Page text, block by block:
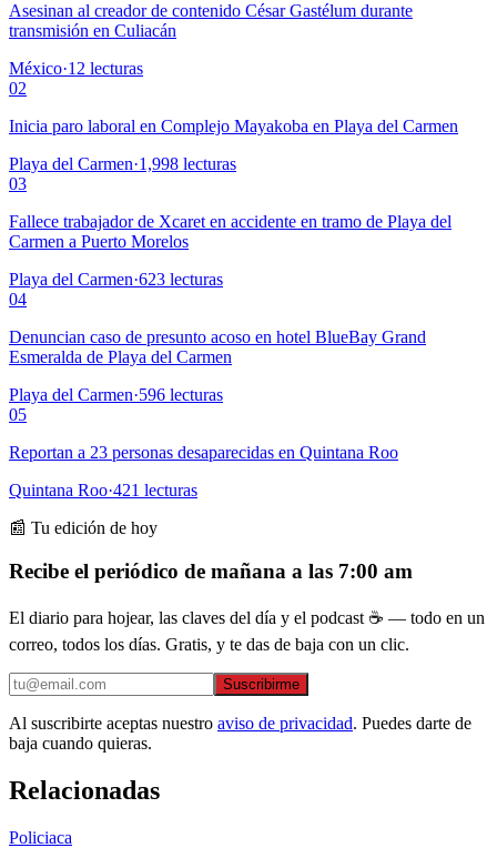
Asesinan al creador de contenido César Gastélum durante
transmisión en Culiacán
México·12 lecturas
02
Inicia paro laboral en Complejo Mayakoba en Playa del Carmen
Playa del Carmen·1,998 lecturas
03
Fallece trabajador de Xcaret en accidente en tramo de Playa del
Carmen a Puerto Morelos
Playa del Carmen·623 lecturas
04
Denuncian caso de presunto acoso en hotel BlueBay Grand
Esmeralda de Playa del Carmen
Playa del Carmen·596 lecturas
05
Reportan a 23 personas desaparecidas en Quintana Roo
Quintana Roo·421 lecturas
📰 Tu edición de hoy
Recibe el periódico de mañana a las 7:00 am
El diario para hojear, las claves del día y el podcast ☕ — todo en un
correo, todos los días. Gratis, y te das de baja con un clic.
Suscribirme
Al suscribirte aceptas nuestro aviso de privacidad. Puedes darte de
baja cuando quieras.
Relacionadas
Policiaca